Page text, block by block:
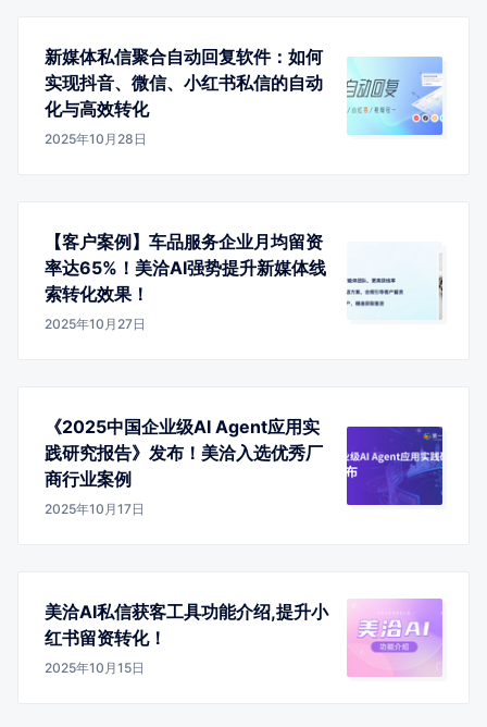
新媒体私信聚合自动回复软件：如何
实现抖音、微信、小红书私信的自动
化与高效转化
2025年10月28日
【客户案例】车品服务企业月均留资
率达65%！美洽AI强势提升新媒体线
索转化效果！
2025年10月27日
《2025中国企业级AI Agent应用实
践研究报告》发布！美洽入选优秀厂
商行业案例
2025年10月17日
美洽AI私信获客工具功能介绍,提升小
红书留资转化！
2025年10月15日